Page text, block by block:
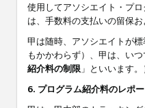
使用してアソシエイト・プ
は、手数料の支払いの留保
甲は随時、アソシエイトが
もかかわらず）、甲は、い
紹介料の制限 」といいます。
6. プログラム紹介料のレポ